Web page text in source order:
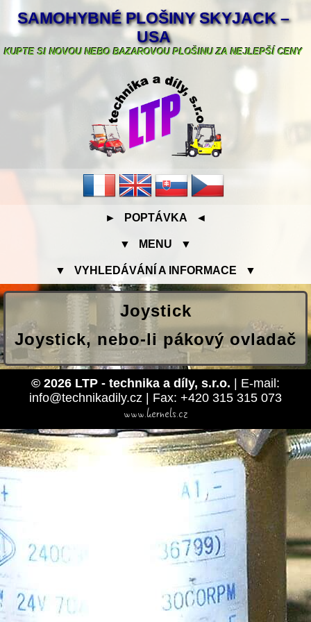
SAMOHYBNÉ PLOŠINY SKYJACK –
USA
KUPTE SI NOVOU NEBO BAZAROVOU PLOŠINU ZA NEJLEPŠÍ CENY
► POPTÁVKA ◄
▼ MENU ▼
▼ VYHLEDÁVÁNÍ A INFORMACE ▼
Joystick
Joystick, nebo-li pákový ovladač
© 2026 LTP - technika a díly, s.r.o. | E-mail:
info@technikadily.cz | Fax: +420 315 315 073
www.kernels.cz